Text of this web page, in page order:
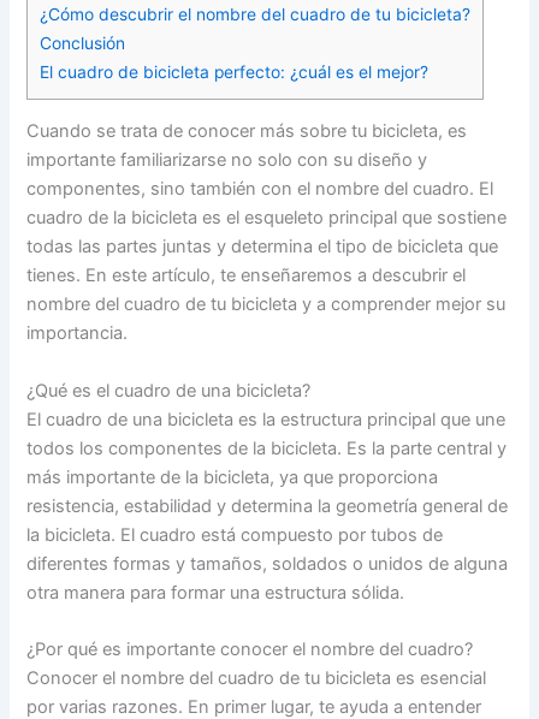
¿Cómo descubrir el nombre del cuadro de tu bicicleta?
Conclusión
El cuadro de bicicleta perfecto: ¿cuál es el mejor?
Cuando se trata de conocer más sobre tu bicicleta, es
importante familiarizarse no solo con su diseño y
componentes, sino también con el nombre del cuadro. El
cuadro de la bicicleta es el esqueleto principal que sostiene
todas las partes juntas y determina el tipo de bicicleta que
tienes. En este artículo, te enseñaremos a descubrir el
nombre del cuadro de tu bicicleta y a comprender mejor su
importancia.
¿Qué es el cuadro de una bicicleta?
El cuadro de una bicicleta es la estructura principal que une
todos los componentes de la bicicleta. Es la parte central y
más importante de la bicicleta, ya que proporciona
resistencia, estabilidad y determina la geometría general de
la bicicleta. El cuadro está compuesto por tubos de
diferentes formas y tamaños, soldados o unidos de alguna
otra manera para formar una estructura sólida.
¿Por qué es importante conocer el nombre del cuadro?
Conocer el nombre del cuadro de tu bicicleta es esencial
por varias razones. En primer lugar, te ayuda a entender